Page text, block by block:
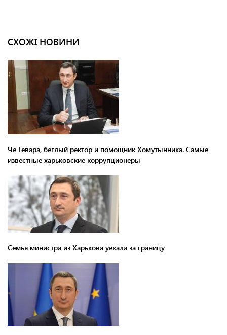
СХОЖІ НОВИНИ
Че Гевара, беглый ректор и помощник Хомутынника. Самые
известные харьковские коррупционеры
Семья министра из Харькова уехала за границу